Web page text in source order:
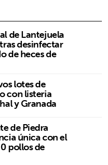
de Lantejuela
desinfectar
de heces de
lotes de
con listeria
y Granada
de Piedra
única con el
pollos de